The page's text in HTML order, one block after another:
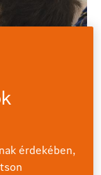
érdekében,